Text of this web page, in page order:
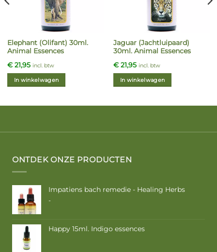
Elephant (Olifant) 30ml.
Animal Essences
€21,95 incl. btw
In winkelwagen
Jaguar (Jachtluipaard)
30ml. Animal Essences
€21,95 incl. btw
In winkelwagen
ONTDEK ONZE PRODUCTEN
Impatiens bach remedie - Healing Herbs
-Prijsklasse:
Happy 15ml. Indigo essences